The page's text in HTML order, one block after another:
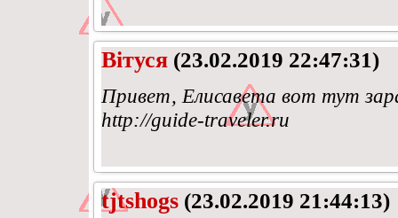
Вітуся (23.02.2019 22:47:31)
Привет, Елисавета вот тут
http://guide-traveler.ru
tjtshogs (23.02.2019 21:44:13)